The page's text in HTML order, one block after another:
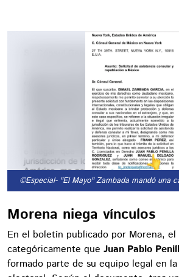
©Especial- "El Mayo" Zambada mandó una
Morena niega vínculos
En el boletín publicado por Morena,
categóricamente que Juan Pablo
formado parte de su equipo legal en